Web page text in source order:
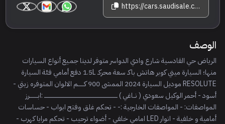
https://cars.saudisale.com/listings/h5Dp3d/2024-%D9%85%D9%8A%D9%86%D9%8A-%D9%83%D9%88%D8%A8%D8%B1
الوصف
الرياض حي القادسية شارع وادي الدواسر متوفر لدينا جمـيع أنواع السيارات
منها؛ السيارة ميني كوبر هاتش باكـ سعة محركـ 1.5L دفع أمامي فئة السيارة
RESOLUTE موديل السيارة 2024 الممشى 900 كــــــم الالوان المتوفره زيتي -
أسود - أحمر الوكيل سعودي ( نــاغي ) ـــــــــــــــــــــــــــــــــــــــــــــــــــــــــــــــــــــــــ :ابــــــــرز
المواصفات: - المواصفات الخارجية :- - تحكم غلق وفتح ابواب - حساسات
أمامية و خلفية - انوار LED امامي خلفي - أضواء ترحيب - تحكم مرايا كهرب -